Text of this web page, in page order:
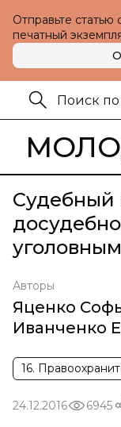
Отправьте
печатный
Судебный
Авторы
Яценко
Иванченко
16.
24.12.2016 6945